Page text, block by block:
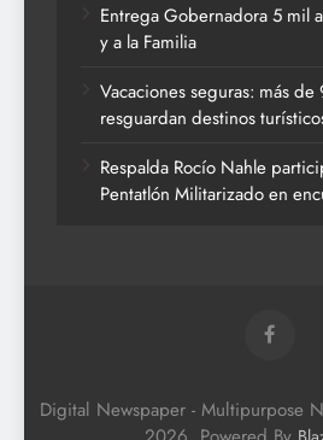
Entrega Gobernadora 5 mil
y a la Familia
Vacaciones seguras: más
resguardan destinos
Respalda Rocío Nahle
Pentatlón Militarizado en
Digital Newspaper - Multipurpose